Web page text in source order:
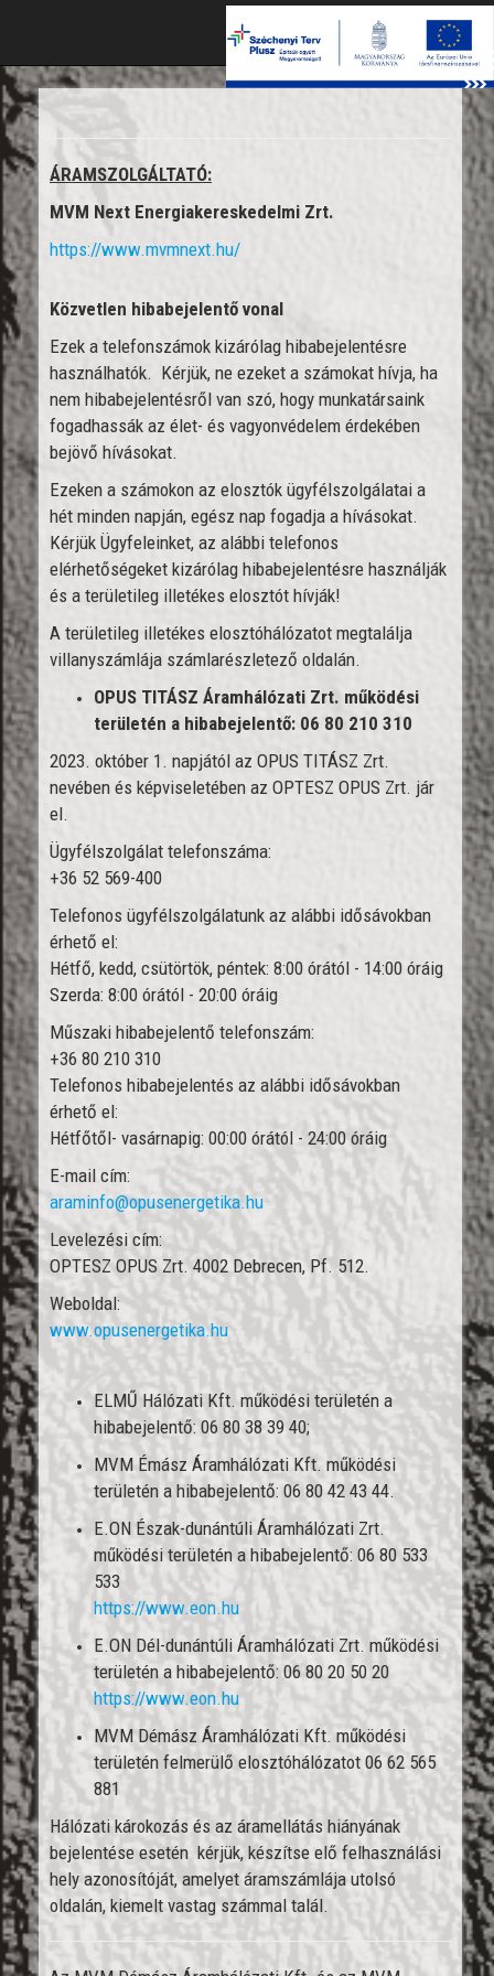
ÁRAMSZOLGÁLTATÓ:
MVM Next Energiakereskedelmi Zrt.
https://www.mvmnext.hu/
Közvetlen hibabejelentő vonal
Ezek a telefonszámok kizárólag hibabejelentésre
használhatók. Kérjük, ne ezeket a számokat hívja, ha
nem hibabejelentésről van szó, hogy munkatársaink
fogadhassák az élet- és vagyonvédelem érdekében
bejövő hívásokat.
Ezeken a számokon az elosztók ügyfélszolgálatai a
hét minden napján, egész nap fogadja a hívásokat.
Kérjük Ügyfeleinket, az alábbi telefonos
elérhetőségeket kizárólag hibabejelentésre használják
és a területileg illetékes elosztót hívják!
A területileg illetékes elosztóhálózatot megtalálja
villanyszámlája számlarészletező oldalán.
OPUS TITÁSZ Áramhálózati Zrt. működési
területén a hibabejelentő: 06 80 210 310
2023. október 1. napjától az OPUS TITÁSZ Zrt.
nevében és képviseletében az OPTESZ OPUS Zrt. jár
el.
Ügyfélszolgálat telefonszáma:
+36 52 569-400
Telefonos ügyfélszolgálatunk az alábbi idősávokban
érhető el:
Hétfő, kedd, csütörtök, péntek: 8:00 órától - 14:00 óráig
Szerda: 8:00 órától - 20:00 óráig
Műszaki hibabejelentő telefonszám:
+36 80 210 310
Telefonos hibabejelentés az alábbi idősávokban
érhető el:
Hétfőtől- vasárnapig: 00:00 órától - 24:00 óráig
E-mail cím:
araminfo@opusenergetika.hu
Levelezési cím:
OPTESZ OPUS Zrt. 4002 Debrecen, Pf. 512.
Weboldal:
www.opusenergetika.hu
ELMŰ Hálózati Kft. működési területén a
hibabejelentő: 06 80 38 39 40;
MVM Émász Áramhálózati Kft. működési
területén a hibabejelentő: 06 80 42 43 44.
E.ON Észak-dunántúli Áramhálózati Zrt.
működési területén a hibabejelentő: 06 80 533
533
https://www.eon.hu
E.ON Dél-dunántúli Áramhálózati Zrt. működési
területén a hibabejelentő: 06 80 20 50 20
https://www.eon.hu
MVM Démász Áramhálózati Kft. működési
területén felmerülő elosztóhálózatot 06 62 565
881
Hálózati károkozás és az áramellátás hiányának
bejelentése esetén kérjük, készítse elő felhasználási
hely azonosítóját, amelyet áramszámlája utolsó
oldalán, kiemelt vastag számmal talál.